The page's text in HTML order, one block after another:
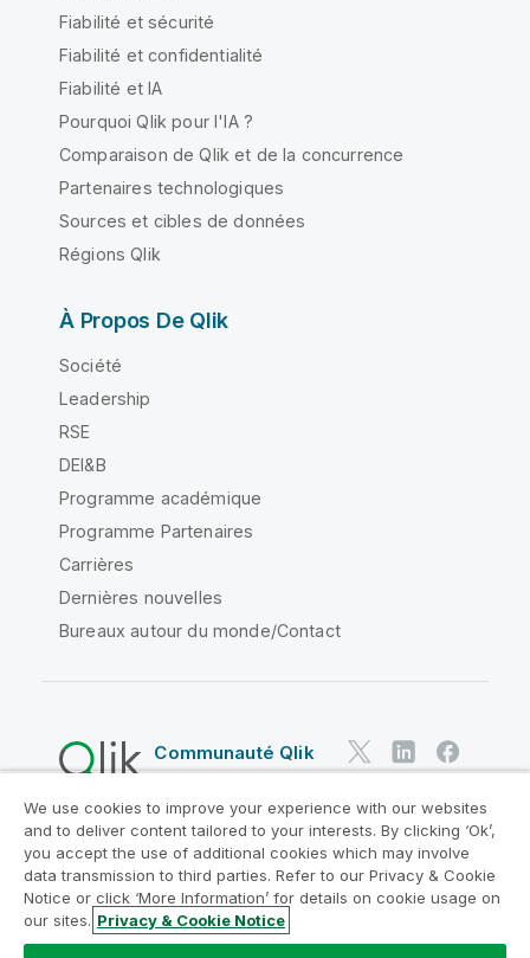
Fiabilité et sécurité
Fiabilité et confidentialité
Fiabilité et IA
Pourquoi Qlik pour l'IA ?
Comparaison de Qlik et de la concurrence
Partenaires technologiques
Sources et cibles de données
Régions Qlik
À Propos De Qlik
Société
Leadership
RSE
DEI&B
Programme académique
Programme Partenaires
Carrières
Dernières nouvelles
Bureaux autour du monde/Contact
Communauté Qlik
Contrats juridiques
Conditions d'utilisation des produits
Legal Policies
Conditions légales
Conditions d'utilisation
Marques
Do Not Share My Info
We use cookies to improve your experience with our websites
and to deliver content tailored to your interests. By clicking ‘Ok’,
you accept the use of additional cookies which may involve
data transmission to third parties. Refer to our Privacy & Cookie
Notice or click ‘More Information’ for details on cookie usage on
our sites. Privacy & Cookie Notice